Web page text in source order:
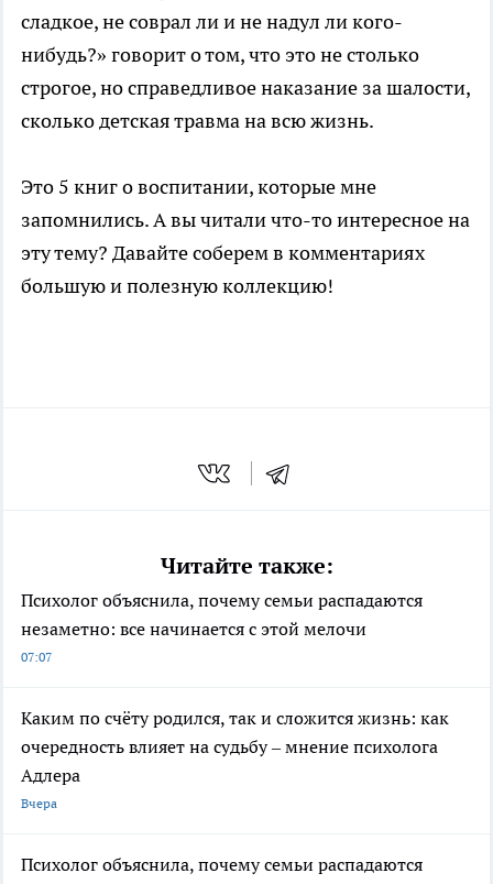
сладкое, не соврал ли и не надул ли кого-
нибудь?» говорит о том, что это не столько
строгое, но справедливое наказание за шалости,
сколько детская травма на всю жизнь.
Это 5 книг о воспитании, которые мне
запомнились. А вы читали что-то интересное на
эту тему? Давайте соберем в комментариях
большую и полезную коллекцию!
Читайте также:
Психолог объяснила, почему семьи распадаются
незаметно: все начинается с этой мелочи
07:07
Каким по счёту родился, так и сложится жизнь: как
очередность влияет на судьбу – мнение психолога
Адлера
Вчера
Психолог объяснила, почему семьи распадаются